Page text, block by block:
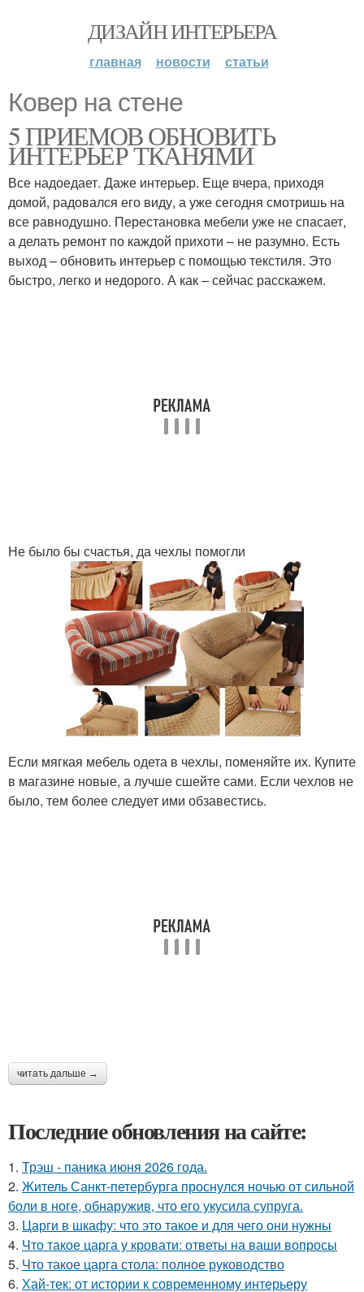
ДИЗАЙН ИНТЕРЬЕРА
главная новости статьи
Ковер на стене
5 ПРИЕМОВ ОБНОВИТЬ
ИНТЕРЬЕР ТКАНЯМИ
Все надоедает. Даже интерьер. Еще вчера, приходя
домой, радовался его виду, а уже сегодня смотришь на
все равнодушно. Перестановка мебели уже не спасает,
а делать ремонт по каждой прихоти – не разумно. Есть
выход – обновить интерьер с помощью текстиля. Это
быстро, легко и недорого. А как – сейчас расскажем.
Не было бы счастья, да чехлы помогли
Если мягкая мебель одета в чехлы, поменяйте их. Купите
в магазине новые, а лучше сшейте сами. Если чехлов не
было, тем более следует ими обзавестись.
читать дальше →
Последние обновления на сайте:
1. Трэш - паника июня 2026 года.
2. Житель Санкт-петербурга проснулся ночью от сильной
боли в ноге, обнаружив, что его укусила супруга.
3. Царги в шкафу: что это такое и для чего они нужны
4. Что такое царга у кровати: ответы на ваши вопросы
5. Что такое царга стола: полное руководство
6. Хай-тек: от истории к современному интерьеру